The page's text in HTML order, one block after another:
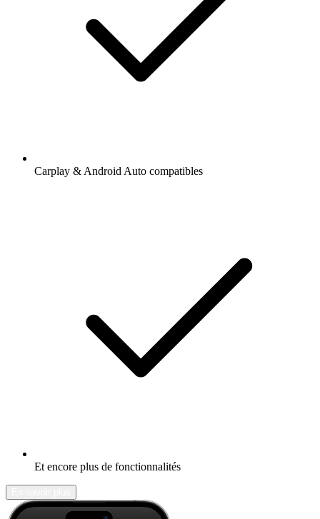
Carplay & Android Auto compatibles
Et encore plus de fonctionnalités